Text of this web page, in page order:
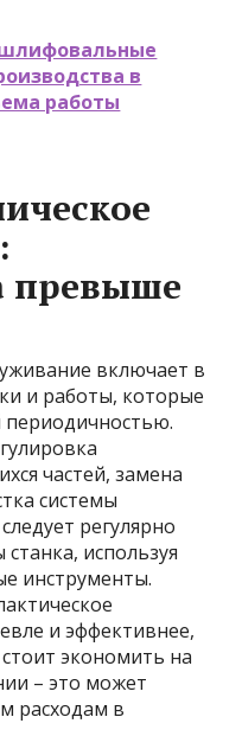
в
работы
превыше
включает в
и работы, которые
периодичностью.
частей, замена
системы
регулярно
используя
инструменты.
и эффективнее,
экономить на
– это может
расходам в